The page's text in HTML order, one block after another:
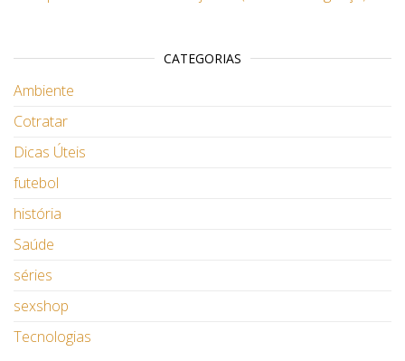
CATEGORIAS
Ambiente
Cotratar
Dicas Úteis
futebol
história
Saúde
séries
sexshop
Tecnologias